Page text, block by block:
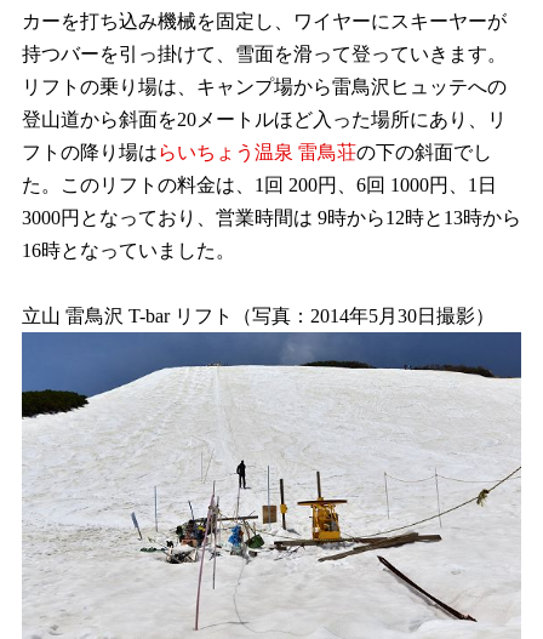
カーを打ち込み機械を固定し、ワイヤーにスキーヤーが
持つバーを引っ掛けて、雪面を滑って登っていきます。
リフトの乗り場は、キャンプ場から雷鳥沢ヒュッテへの
登山道から斜面を20メートルほど入った場所にあり、リ
フトの降り場はらいちょう温泉 雷鳥荘の下の斜面でし
た。このリフトの料金は、1回 200円、6回 1000円、1日
3000円となっており、営業時間は 9時から12時と13時から
16時となっていました。
立山 雷鳥沢 T-bar リフト（写真：2014年5月30日撮影）